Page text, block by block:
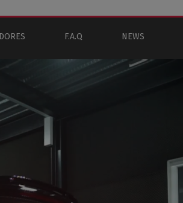
F.A.Q NEWS